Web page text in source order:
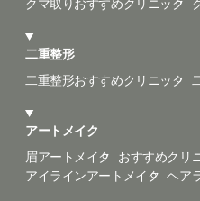
二重整形
二重整形おすすめクリニック
アートメイク
眉アートメイク おすすめクリ
アイラインアートメイク ヘア